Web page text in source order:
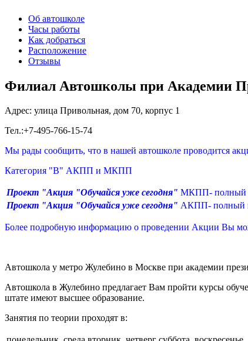
Об автошколе
Часы работы
Как добраться
Расположение
Отзывы
Филиал Автошколы при Академии
Адрес: улица Привольная, дом 70, корпус 1
Тел.:+7-495-766-15-74
Мы рады сообщить, что в нашей автошколе проводится
Категория "В" АКПП и МКПП
Проект "Акция "Обучайся уже сегодня" МКПП- полный
Проект "Акция "Обучайся уже сегодня" АКПП- полный
Более подробную информацию о проведении Акции Вы
Автошкола у метро Жулебино в Москве при академии
Автошкола в Жулебино предлагает Вам пройти курсы
штате имеют высшее образование.
Занятия по теории проходят в: